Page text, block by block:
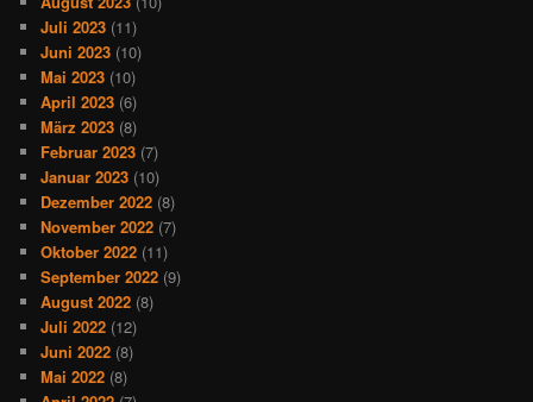
Juli 2023 (11)
Juni 2023 (10)
Mai 2023 (10)
April 2023 (6)
März 2023 (8)
Februar 2023 (7)
Januar 2023 (10)
Dezember 2022 (8)
November 2022 (7)
Oktober 2022 (11)
September 2022 (9)
August 2022 (8)
Juli 2022 (12)
Juni 2022 (8)
Mai 2022 (8)